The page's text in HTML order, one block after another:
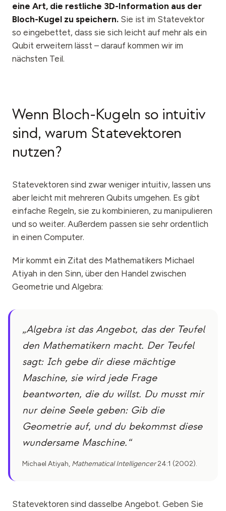
eine Art, die restliche 3D-Information aus der
Bloch-Kugel zu speichern. Sie ist im Statevektor
so eingebettet, dass sie sich leicht auf mehr als ein
Qubit erweitern lässt – darauf kommen wir im
nächsten Teil.
Wenn Bloch-Kugeln so intuitiv
sind, warum Statevektoren
nutzen?
Statevektoren sind zwar weniger intuitiv, lassen uns
aber leicht mit mehreren Qubits umgehen. Es gibt
einfache Regeln, sie zu kombinieren, zu manipulieren
und so weiter. Außerdem passen sie sehr ordentlich
in einen Computer.
Mir kommt ein Zitat des Mathematikers Michael
Atiyah in den Sinn, über den Handel zwischen
Geometrie und Algebra:
„Algebra ist das Angebot, das der Teufel
den Mathematikern macht. Der Teufel
sagt: Ich gebe dir diese mächtige
Maschine, sie wird jede Frage
beantworten, die du willst. Du musst mir
nur deine Seele geben: Gib die
Geometrie auf, und du bekommst diese
wundersame Maschine.“
Michael Atiyah, Mathematical Intelligencer24:1 (2002).
Statevektoren sind dasselbe Angebot. Geben Sie